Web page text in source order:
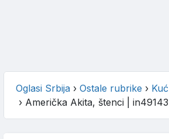
Oglasi Srbija › Ostale rubrike ›
› Američka Akita, štenci | in49143